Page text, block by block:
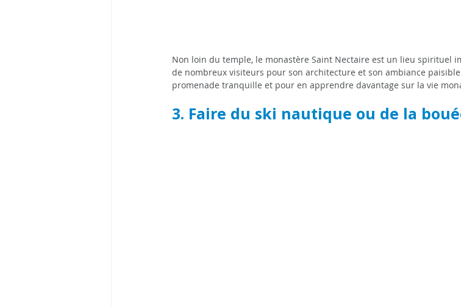
Non loin du temple, le monastère Saint Nectaire est un lieu spirituel
de nombreux visiteurs pour son architecture et son ambiance
promenade tranquille et pour en apprendre davantage sur la vie
3. Faire du ski nautique ou de la